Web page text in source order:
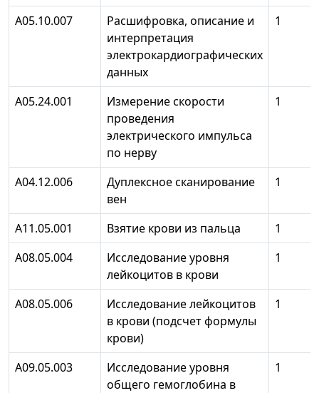
А05.10.007
Расшифровка, описание и
интерпретация
электрокардиографических
данных
1
А05.24.001
Измерение скорости
проведения
электрического импульса
по нерву
1
А04.12.006
Дуплексное сканирование
вен
1
А11.05.001 Взятие крови из пальца
1
А08.05.004
Исследование уровня
лейкоцитов в крови
1
А08.05.006
Исследование лейкоцитов
в крови (подсчет формулы
крови)
1
А09.05.003
Исследование уровня
общего гемоглобина в
1